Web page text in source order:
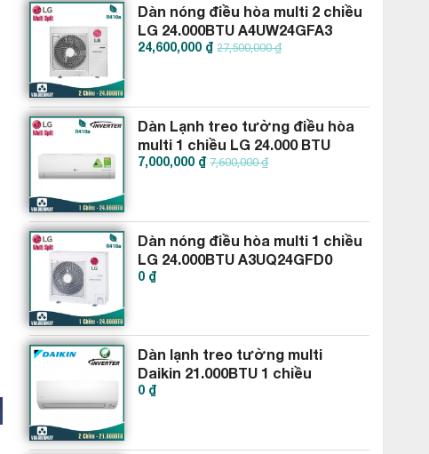
Dàn nóng điều hòa multi 2 chiều
LG 24.000BTU A4UW24GFA3
24,600,000 ₫27,500,000 ₫
Dàn Lạnh treo tường điều hòa
multi 1 chiều LG 24.000 BTU
AMNQ24GSKB0
7,000,000 ₫7,600,000 ₫
Dàn nóng điều hòa multi 1 chiều
LG 24.000BTU A3UQ24GFD0
0 ₫
Dàn lạnh treo tường multi
Daikin 21.000BTU 1 chiều
CTKM60RVMV
0 ₫